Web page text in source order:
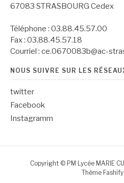
67083 STRASBOURG Cedex
Téléphone : 03.88.45.57.00
Fax : 03.88.45.57.18
Courriel : ce.0670083b@ac-
NOUS SUIVRE SUR LES
twitter
Facebook
Instagramm
Copyright © PM Lycée MARIE
Thème